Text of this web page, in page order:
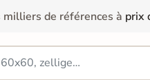
milliers de références à prix